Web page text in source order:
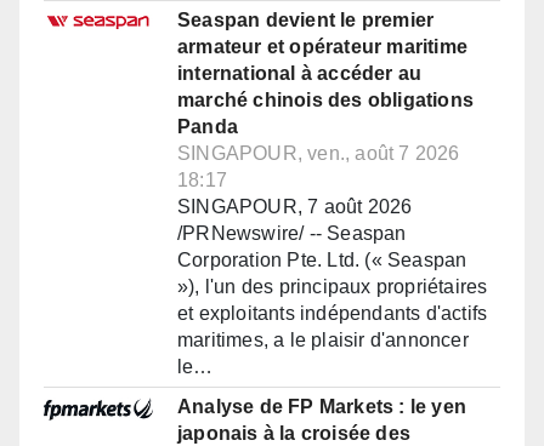
Seaspan devient le premier
armateur et opérateur maritime
international à accéder au
marché chinois des obligations
Panda
SINGAPOUR, ven., août 7 2026
18:17
SINGAPOUR, 7 août 2026
/PRNewswire/ -- Seaspan
Corporation Pte. Ltd. (« Seaspan
»), l'un des principaux propriétaires
et exploitants indépendants d'actifs
maritimes, a le plaisir d'annoncer
le…
Analyse de FP Markets : le yen
japonais à la croisée des